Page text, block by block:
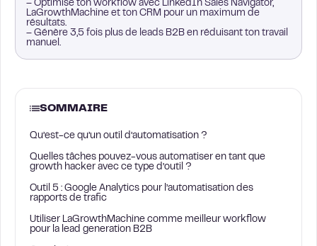
– Optimise ton workflow avec LinkedIn Sales Navigator,
LaGrowthMachine et ton CRM pour un maximum de
résultats.
– Génère 3,5 fois plus de leads B2B en réduisant ton travail
manuel.
SOMMAIRE
Qu’est-ce qu’un outil d’automatisation ?
Quelles tâches pouvez-vous automatiser en tant que
growth hacker avec ce type d’outil ?
Outil 5 : Google Analytics pour l’automatisation des
rapports de trafic
Utiliser LaGrowthMachine comme meilleur workflow
pour la lead generation B2B